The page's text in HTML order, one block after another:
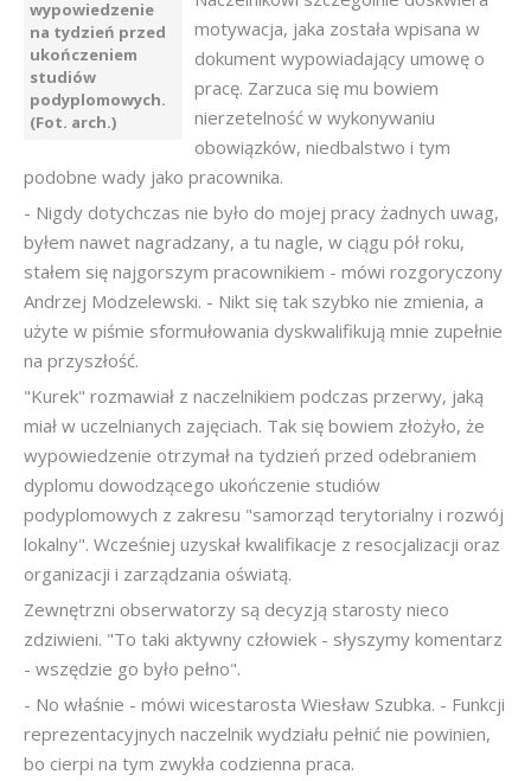
wypowiedzenie
na tydzień przed
ukończeniem
studiów
podyplomowych.
(Fot. arch.)
motywacja, jaka została wpisana w
dokument wypowiadający umowę o
pracę. Zarzuca się mu bowiem
nierzetelność w wykonywaniu
obowiązków, niedbalstwo i tym
podobne wady jako pracownika.
- Nigdy dotychczas nie było do mojej pracy żadnych uwag,
byłem nawet nagradzany, a tu nagle, w ciągu pół roku,
stałem się najgorszym pracownikiem - mówi rozgoryczony
Andrzej Modzelewski. - Nikt się tak szybko nie zmienia, a
użyte w piśmie sformułowania dyskwalifikują mnie zupełnie
na przyszłość.
"Kurek" rozmawiał z naczelnikiem podczas przerwy, jaką
miał w uczelnianych zajęciach. Tak się bowiem złożyło, że
wypowiedzenie otrzymał na tydzień przed odebraniem
dyplomu dowodzącego ukończenie studiów
podyplomowych z zakresu "samorząd terytorialny i rozwój
lokalny". Wcześniej uzyskał kwalifikacje z resocjalizacji oraz
organizacji i zarządzania oświatą.
Zewnętrzni obserwatorzy są decyzją starosty nieco
zdziwieni. "To taki aktywny człowiek - słyszymy komentarz
- wszędzie go było pełno".
- No właśnie - mówi wicestarosta Wiesław Szubka. - Funkcji
reprezentacyjnych naczelnik wydziału pełnić nie powinien,
bo cierpi na tym zwykła codzienna praca.